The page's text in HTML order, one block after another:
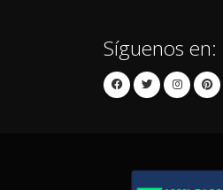
Síguenos en: